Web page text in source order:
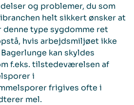
og problemer, du som
helt sikkert ønsker at
denne type sygdomme ret
hvis arbejdsmiljøet ikke
kan skyldes
f.eks. tilstedeværelsen af
i
frigives ofte i
mel.